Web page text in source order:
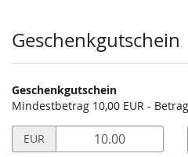
Geschenkgutschein
Geschenkgutschein
Mindestbetrag 10,00 EUR -
Preis
in
EUR